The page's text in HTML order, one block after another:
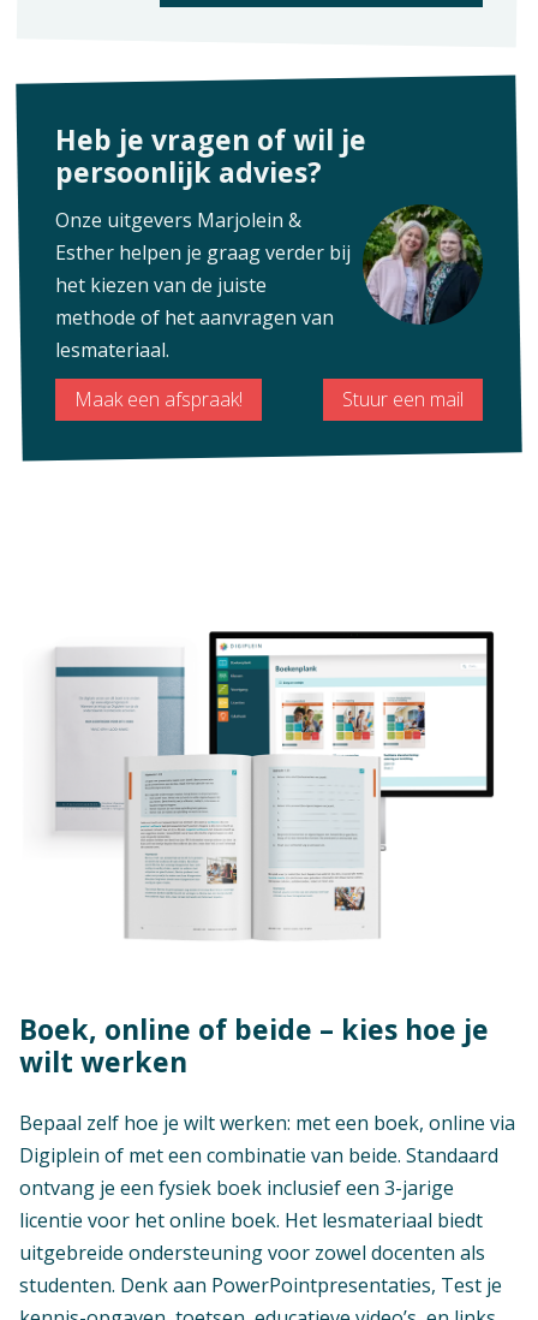
Heb je vragen of wil je
persoonlijk advies?
Onze uitgevers Marjolein &
Esther helpen je graag verder bij
het kiezen van de juiste
methode of het aanvragen van
lesmateriaal.
Maak een afspraak!
Stuur een mail
Boek, online of beide – kies hoe je
wilt werken
Bepaal zelf hoe je wilt werken: met een boek, online via
Digiplein of met een combinatie van beide. Standaard
ontvang je een fysiek boek inclusief een 3-jarige
licentie voor het online boek. Het lesmateriaal biedt
uitgebreide ondersteuning voor zowel docenten als
studenten. Denk aan PowerPointpresentaties, Test je